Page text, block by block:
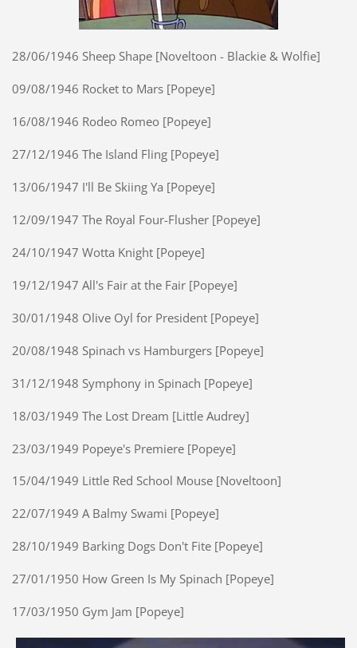
28/06/1946 Sheep Shape [Noveltoon - Blackie & Wolfie]
09/08/1946 Rocket to Mars [Popeye]
16/08/1946 Rodeo Romeo [Popeye]
27/12/1946 The Island Fling [Popeye]
13/06/1947 I'll Be Skiing Ya [Popeye]
12/09/1947 The Royal Four-Flusher [Popeye]
24/10/1947 Wotta Knight [Popeye]
19/12/1947 All's Fair at the Fair [Popeye]
30/01/1948 Olive Oyl for President [Popeye]
20/08/1948 Spinach vs Hamburgers [Popeye]
31/12/1948 Symphony in Spinach [Popeye]
18/03/1949 The Lost Dream [Little Audrey]
23/03/1949 Popeye's Premiere [Popeye]
15/04/1949 Little Red School Mouse [Noveltoon]
22/07/1949 A Balmy Swami [Popeye]
28/10/1949 Barking Dogs Don't Fite [Popeye]
27/01/1950 How Green Is My Spinach [Popeye]
17/03/1950 Gym Jam [Popeye]